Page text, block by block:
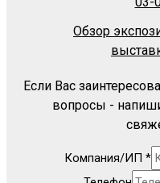
Обзор
Если Вас
вопросы -
Компания/ИП *